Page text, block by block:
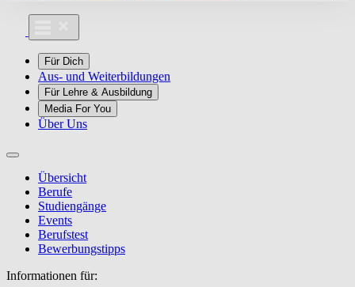
Für Dich
Aus- und Weiterbildungen
Für Lehre & Ausbildung
Media For You
Über Uns
Übersicht
Berufe
Studiengänge
Events
Berufstest
Bewerbungstipps
Informationen für: